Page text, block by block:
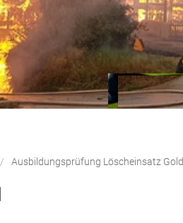
Ausbildungsprüfung Löscheinsatz Gold